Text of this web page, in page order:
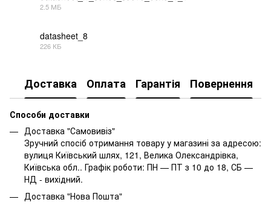
2.5 МБ
datasheet_8
226 КБ
Доставка Оплата Гарантія Повернення
Способи доставки
Доставка "Самовивіз"
Зручний спосіб отримання товару у магазині за адресою:
вулиця Київський шлях, 121, Велика Олександрівка,
Київська обл.. Графік роботи: ПН — ПТ з 10 до 18, СБ —
НД - вихідний.
Доставка "Нова Пошта"